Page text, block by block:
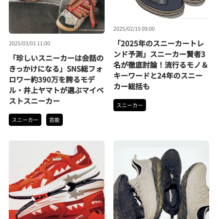
2025/03/01 11:00
「珍しいスニーカーは会話の
きっかけになる」SNS総フォ
ロワー約390万を誇るモデ
ル・井上ヤマトが選ぶマイベ
ストスニーカー
スニーカー 芸能
2025/02/15 09:00
「2025年のスニーカートレ
ンド予測」スニーカー賢者3
名が徹底討論！流行るモノ＆
キーワードと24年のスニー
カー総括も
スニーカー